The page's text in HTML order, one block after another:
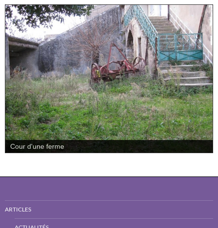
Cour d'une ferme
ARTICLES